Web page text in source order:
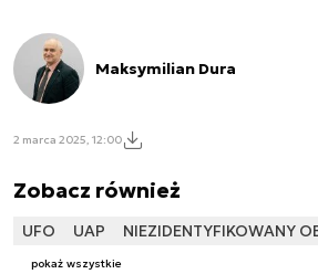
Maksymilian Dura
2 marca 2025, 12:00
Zobacz również
UFO UAP NIEZIDENTYFIKOWANY
pokaż wszystkie